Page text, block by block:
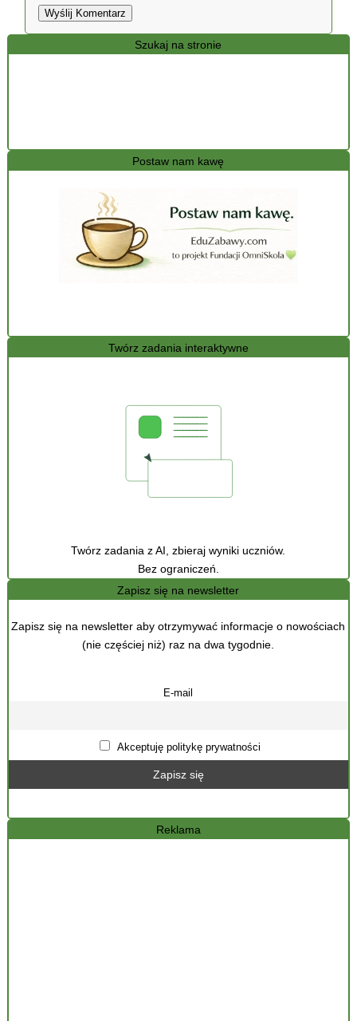
Szukaj na stronie
Postaw nam kawę
Twórz zadania interaktywne
Twórz zadania z AI, zbieraj wyniki uczniów.
Bez ograniczeń.
Zapisz się na newsletter
Zapisz się na newsletter aby otrzymywać informacje o nowościach
(nie częściej niż) raz na dwa tygodnie.
E-mail
Akceptuję politykę prywatności
Reklama
Wyślij Komentarz